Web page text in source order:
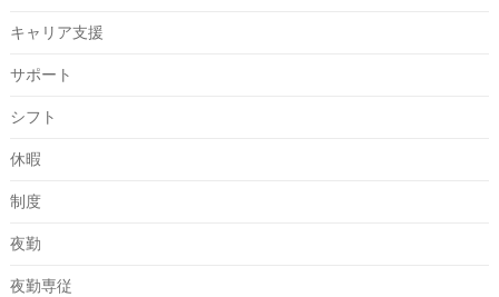
キャリア支援
サポート
シフト
休暇
制度
夜勤
夜勤専従